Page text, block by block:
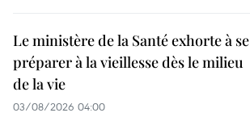
Le ministère de la Santé exhorte à se
préparer à la vieillesse dès le milieu
de la vie
03/08/2026 04:00